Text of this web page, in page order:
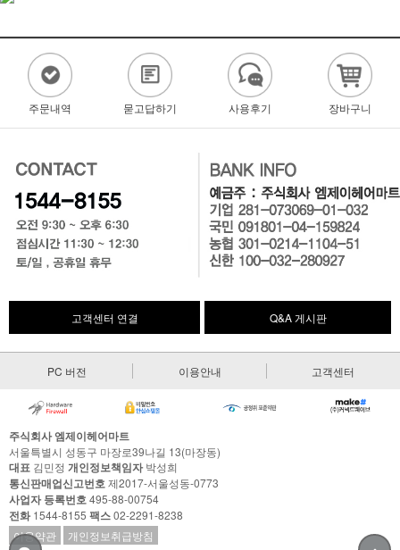
주문내역 묻고답하기 사용후기 장바구니
고객센터 연결 Q&A 게시판
PC 버전 이용안내 고객센터
주식회사 엠제이헤어마트
서울특별시 성동구 마장로39나길 13(마장동)
대표 김민정 개인정보책임자박성희
통신판매업신고번호제2017-서울성동-0773
사업자 등록번호495-88-00754
전화1544-8155 팩스02-2291-8238
이용약관
개인정보취급방침